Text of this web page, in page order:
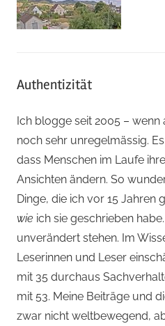
Authentizität
Ich blogge seit 2005 – wenn
noch sehr unregelmässig.
dass Menschen im Laufe
Ansichten ändern. So
Dinge, die ich vor 15 Jahren
wie ich sie geschrieben
unverändert stehen. Im
Leserinnen und Leser
mit 35 durchaus
mit 53. Meine Beiträge und
zwar nicht weltbewegend,